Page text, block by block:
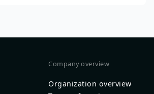
Company overview
Organization overview